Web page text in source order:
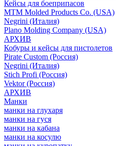
Кейсы для боеприпасов
MTM Molded Products Co. (USA)
Negrini (Италия)
Plano Molding Company (USA)
АРХИВ
Кобуры и кейсы для пистолетов
Pirate Custom (Россия)
Negrini (Италия)
Stich Profi (Россия)
Vektor (Россия)
АРХИВ
Манки
манки на глухаря
манки на гуся
манки на кабана
манки на косулю